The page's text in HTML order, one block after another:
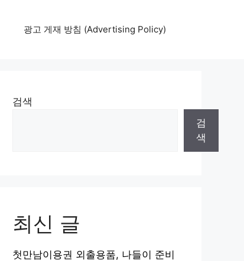
광고 게재 방침 (Advertising Policy)
검색
검
색
최신 글
첫만남이용권 외출용품, 나들이 준비